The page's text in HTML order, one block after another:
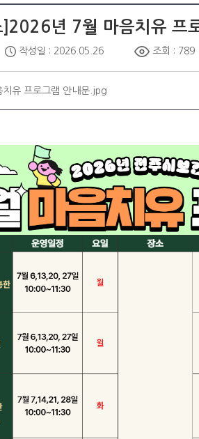
]2026년 7월 마음치유 프
작성일 : 2026.05.26 조회 : 789
치유 프로그램 안내문.jpg